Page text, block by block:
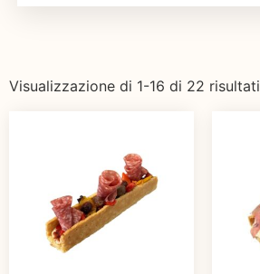
Visualizzazione di 1-16 di 22 risultati